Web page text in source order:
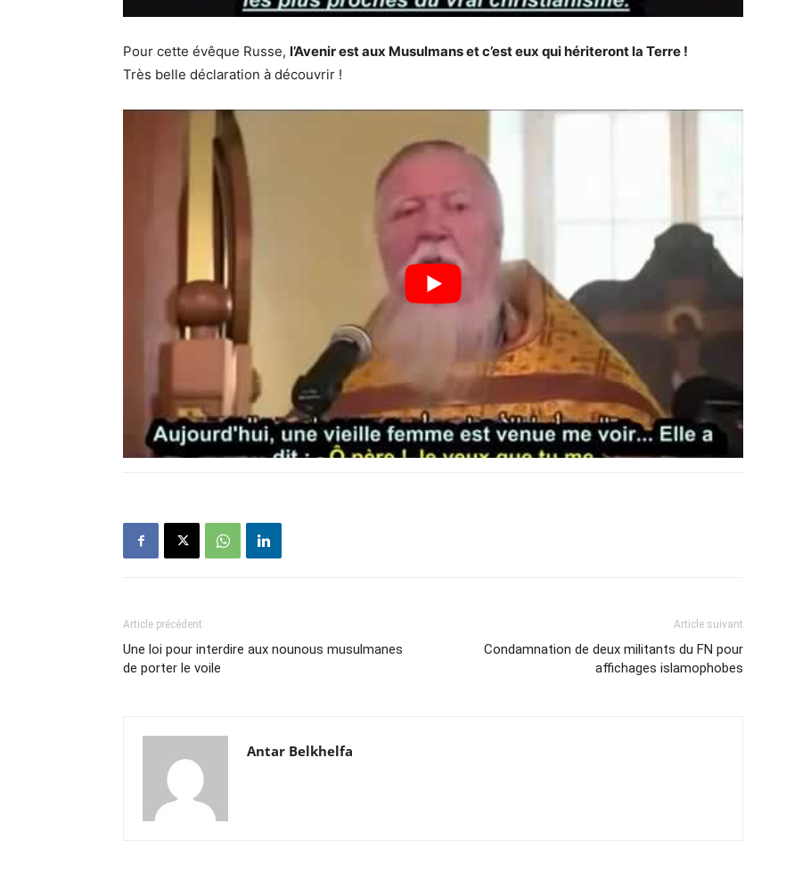
Pour cette évêque Russe, l’Avenir est aux Musulmans et c’est eux qui hériteront la Terre !
Très belle déclaration à découvrir !
Article précédent
Une loi pour interdire aux nounous musulmanes
de porter le voile
Article suivant
Condamnation de deux militants du FN pour
affichages islamophobes
Antar Belkhelfa